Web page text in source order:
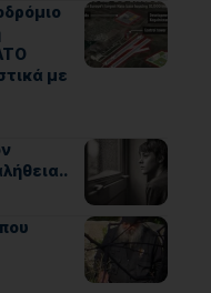
με